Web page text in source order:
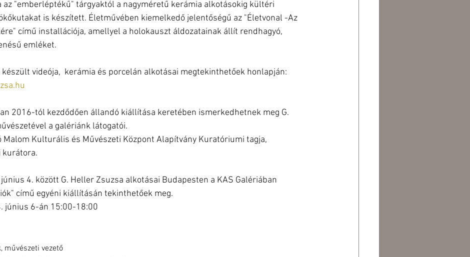
az "emberléptékű" tárgyaktól a nagyméretű kerámia alkotásokig kültéri
is készített. Életművében kiemelkedő jelentőségű az "Életvonal -Az
című installációja, amellyel a holokauszt áldozatainak állít rendhagyó,
emléket.
videója,  kerámia és porcelán alkotásai megtekinthetőek honlapján:
2016-tól kezdődően állandó kiállítása keretében ismerkedhetnek meg G.
a galériánk látogatói.
Malom Kulturális és Művészeti Központ Alapítvány Kuratóriumi tagja,
kurátora.
4. között G. Heller Zsuzsa alkotásai Budapesten a KAS Galériában
című egyéni kiállításán tekinthetőek meg.
június 6-án 15:00-18:00
művészeti vezető